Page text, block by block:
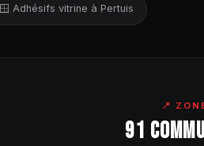
🪟 Adhésifs vitrine à Pertuis
📍
91